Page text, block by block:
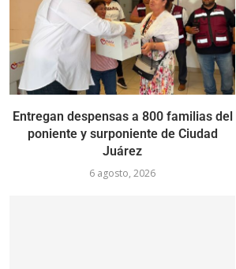
Entregan despensas a 800 familias del
poniente y surponiente de Ciudad
Juárez
6 agosto, 2026